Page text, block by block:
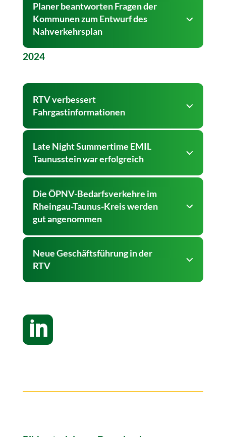
Planer beantworten Fragen der
Kommunen zum Entwurf des
Nahverkehrsplan
2024
RTV verbessert
Fahrgastinformationen
Late Night Summertime EMIL
Taunusstein war erfolgreich
Die ÖPNV-Bedarfsverkehre im
Rheingau-Taunus-Kreis werden
gut angenommen
Neue Geschäftsführung in der
RTV
